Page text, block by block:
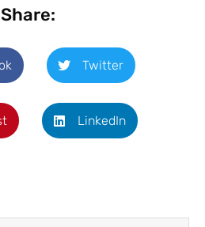
Share:
Twitter
LinkedIn